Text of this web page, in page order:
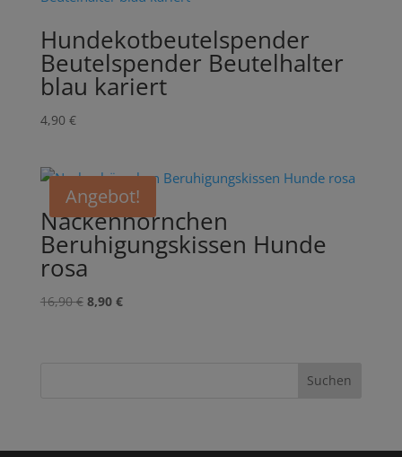
Hundekotbeutelspender
Beutelspender Beutelhalter
blau kariert
4,90 €
Angebot!
Nackenhörnchen
Beruhigungskissen Hunde
rosa
16,90€ Ursprünglicher
8,90 €Aktueller